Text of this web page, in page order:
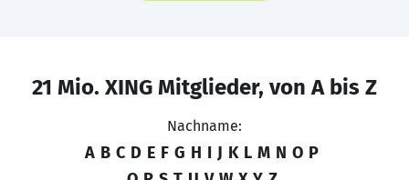
21 Mio. XING Mitglieder, von A bis Z
Nachname:
A B C D E F G H I J K L M N O P